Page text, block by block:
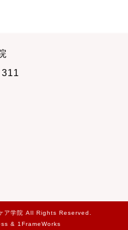
ア学院 All Rights Reserved.
& 1FrameWorks